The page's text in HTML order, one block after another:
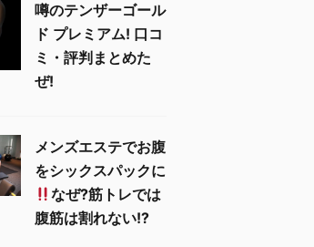
噂のテンザーゴール
ド プレミアム! 口コ
ミ・評判まとめた
ぜ!
メンズエステでお腹
をシックスパックに
なぜ?筋トレでは
腹筋は割れない!?